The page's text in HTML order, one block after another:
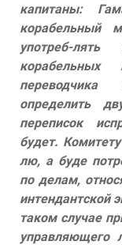
капитаны:
корабельный
употреб-
корабельных
определить
переписок
будет.
лю, а буде
по делам,
интендантской
таком случае
управляющего